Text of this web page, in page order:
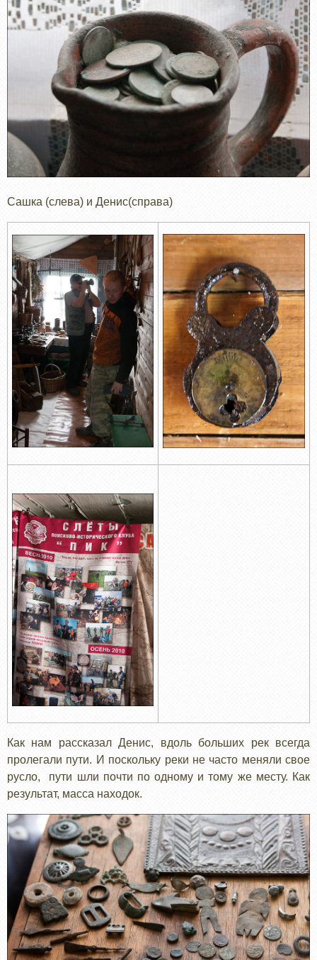
Сашка (слева) и Денис(справа)
Как нам рассказал Денис, вдоль больших рек всегда
пролегали пути. И поскольку реки не часто меняли свое
русло, пути шли почти по одному и тому же месту. Как
результат, масса находок.